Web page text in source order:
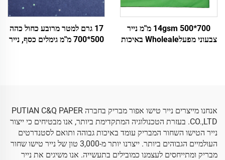
14gsm 500*700 מ"מ נייר
צבעוני מפעלWholeale באיכות
17 גרם למטר מרובע כחול כהה
500*700 מ"מ גימלים כסף, נייר
אנחנו מייצרים נייר טישו אפור מבריק בחברה PUTIAN C&Q PAPER
CO.,LTD. בעזרת הטכנולוגיה המתקדימת ביותר, אנו מבטיחים כי ייצור
נייר הטישו השחור המבריק עומד באיכות גבוהה ותואם לסטנדרטים
העולמיים הגבוהים ביותר. ייצרנו יותר מ-3,000 טון של נייר טישו שחור
מבריק ומתייחסים לעצמנו כמובילים בתעשייה. אנו משיגים את נייר